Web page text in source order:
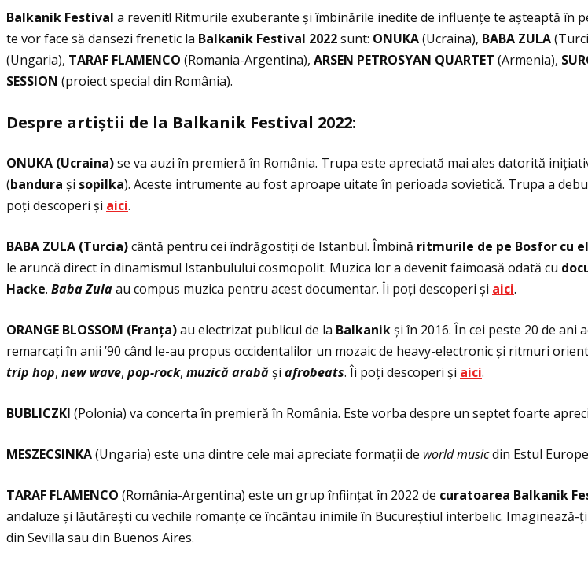
Balkanik Festival a revenit! Ritmurile exuberante și îmbinările inedite de influenţe te așteaptă în
te vor face să dansezi frenetic la Balkanik Festival 2022sunt: ONUKA(Ucraina), BABA ZULA
(Ungaria), TARAF FLAMENCO (Romania-Argentina), ARSEN PETROSYAN QUARTET (Armenia),
SESSION (proiect special din România).
Despre artiștii de la Balkanik Festival 2022:
ONUKA (Ucraina)se va auzi în premieră în România. Trupa este apreciată mai ales datorită
(bandura și sopilka). Aceste intrumente au fost aproape uitate în perioada sovietică. Trupa a
poţi descoperi și aici.
BABA ZULA (Turcia)cântă pentru cei îndrăgostiţi de Istanbul. Îmbină ritmurile de pe Bosfor cu
le aruncă direct în dinamismul Istanbulului cosmopolit. Muzica lor a devenit faimoasă odată cu
Hacke. Baba Zulaau compus muzica pentru acest documentar. Îi poţi descoperi și aici.
ORANGE BLOSSOM (Franţa)au electrizat publicul de la Balkanikși în 2016. În cei peste 20 de
remarcaţi în anii ’90 când le-au propus occidentalilor un mozaic de heavy-electronic și ritmuri
trip hop, new wave, pop-rock, muzică arabăși afrobeats. Îi poţi descoperi și aici.
BUBLICZKI (Polonia) va concerta în premieră în România. Este vorba despre un septet foarte
MESZECSINKA(Ungaria) este una dintre cele mai apreciate formaţii de world musicdin Estul
TARAF FLAMENCO (România-Argentina) este un grup înfiinţat în 2022 de curatoarea Balkanik
andaluze și lăutărești cu vechile romanţe ce încântau inimile în Bucureștiul interbelic.
din Sevilla sau din Buenos Aires.